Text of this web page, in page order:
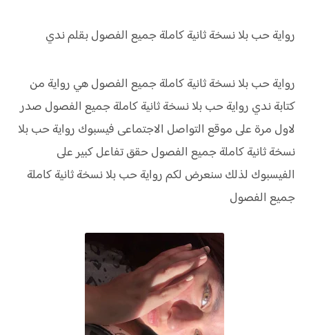
رواية حب بلا نسخة ثانية كاملة جميع الفصول بقلم ندي
رواية حب بلا نسخة ثانية كاملة جميع الفصول هي رواية من
كتابة ندي روايةحب بلا نسخة ثانية كاملة جميع الفصول صدر
لاول مرة على موقع التواصل الاجتماعى فيسبوك روايةحب بلا
نسخة ثانية كاملة جميع الفصولحققتفاعل كبير على
الفيسبوك لذلك سنعرض لكمروايةحب بلا نسخة ثانية كاملة
جميع الفصول